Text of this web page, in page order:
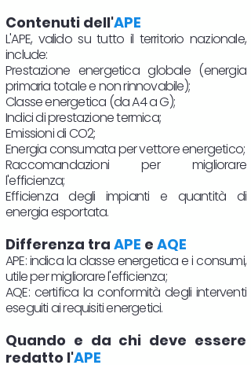
Contenuti dell'APE
L'APE, valido su tutto il territorio nazionale,
include:
Prestazione energetica globale (energia
primaria totale e non rinnovabile);
Classe energetica (da A4 a G);
Indici di prestazione termica;
Emissioni di CO2;
Energia consumata per vettore energetico;
Raccomandazioni per migliorare
l'efficienza;
Efficienza degli impianti e quantità di
energia esportata.
Differenza tra APE e AQE
APE: indica la classe energetica e i consumi,
utile per migliorare l'efficienza;
AQE: certifica la conformità degli interventi
eseguiti ai requisiti energetici.
Quando e da chi deve essere
redatto l'APE